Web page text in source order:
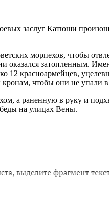
заслуг Катюши
морпехов, чтобы
оказался затопленным.
12 красноармейцев,
чтобы они не упали в
а раненную в руку и
на улицах Вены.